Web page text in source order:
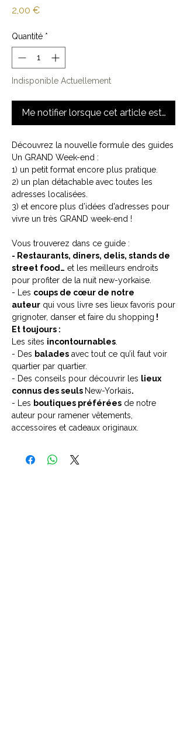
2,00 €Prix
Quantité *
Indisponible Actuellement
Me notifier lorsque cet article est
Découvrez la nouvelle formule des guides
Un GRAND Week-end :
1) un petit format encore plus pratique.
2) un plan détachable avec toutes les
adresses localisées.
3) et encore plus d’idées d'adresses pour
vivre un très GRAND week-end !
Vous trouverez dans ce guide :
- Restaurants, diners, delis, stands de
street food… et les meilleurs endroits
pour profiter de la nuit new-yorkaise.
- Les coups de cœur de notre
auteur qui vous livre ses lieux favoris pour
grignoter, danser et faire du shopping !
Et toujours :
Les sites incontournables
- Des balades avec tout ce qu’il faut voir
quartier par quartier.
- Des conseils pour découvrir les lieux
connus des seuls New-Yorkais.
- Les boutiques préférées de notre
auteur pour ramener vêtements,
accessoires et cadeaux originaux.